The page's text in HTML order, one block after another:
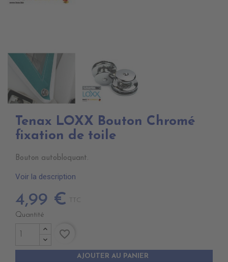
Tenax LOXX Bouton Chromé
fixation de toile
Bouton autobloquant.
Voir la description
4,99 € TTC
Quantité
AJOUTER AU PANIER
favorite_border